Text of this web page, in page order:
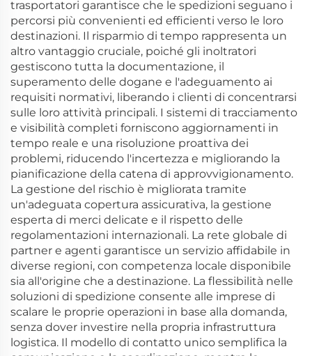
trasportatori garantisce che le spedizioni seguano i
percorsi più convenienti ed efficienti verso le loro
destinazioni. Il risparmio di tempo rappresenta un
altro vantaggio cruciale, poiché gli inoltratori
gestiscono tutta la documentazione, il
superamento delle dogane e l'adeguamento ai
requisiti normativi, liberando i clienti di concentrarsi
sulle loro attività principali. I sistemi di tracciamento
e visibilità completi forniscono aggiornamenti in
tempo reale e una risoluzione proattiva dei
problemi, riducendo l'incertezza e migliorando la
pianificazione della catena di approvvigionamento.
La gestione del rischio è migliorata tramite
un'adeguata copertura assicurativa, la gestione
esperta di merci delicate e il rispetto delle
regolamentazioni internazionali. La rete globale di
partner e agenti garantisce un servizio affidabile in
diverse regioni, con competenza locale disponibile
sia all'origine che a destinazione. La flessibilità nelle
soluzioni di spedizione consente alle imprese di
scalare le proprie operazioni in base alla domanda,
senza dover investire nella propria infrastruttura
logistica. Il modello di contatto unico semplifica la